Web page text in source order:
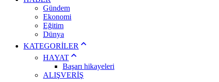
Gündem
Ekonomi
Eğitim
Dünya
KATEGORİLER
HAYAT
Başarı hikayeleri
ALIŞVERİŞ